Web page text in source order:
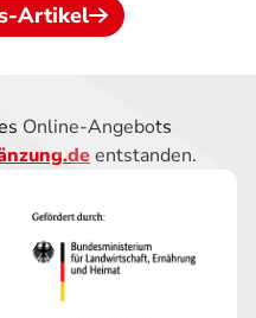
Artikel
Online-Angebots
entstanden.